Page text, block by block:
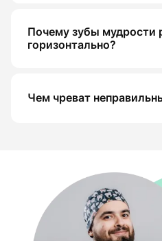
Почему зубы мудрости
горизонтально?
Чем чреват